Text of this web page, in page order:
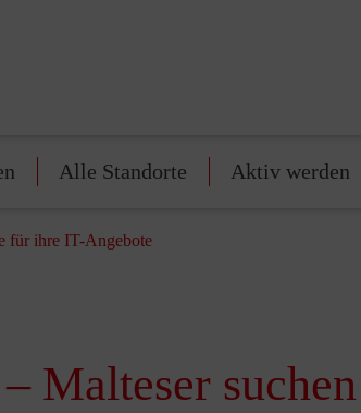
Alle Standorte Aktiv werden
für ihre IT-Angebote
Malteser